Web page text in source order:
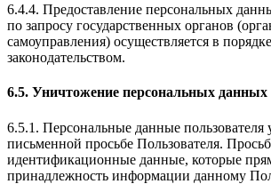
6.4.4. Предоставление персональных
по запросу государственных органов
самоуправления) осуществляется в
законодательством.
6.5. Уничтожение персональных данных
6.5.1. Персональные данные
письменной просьбе Пользователя.
идентификационные данные, которые
принадлежность информации данному